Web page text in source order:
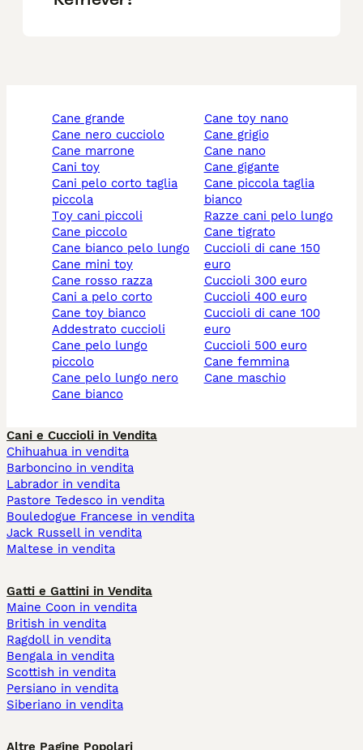
cane grande
cane nero cucciolo
cane marrone
cani toy
cani pelo corto taglia
piccola
toy cani piccoli
cane piccolo
cane bianco pelo lungo
cane mini toy
cane rosso razza
cani a pelo corto
cane toy bianco
addestrato cuccioli
cane pelo lungo
piccolo
cane pelo lungo nero
cane bianco
cane toy nano
cane grigio
cane nano
cane gigante
cane piccola taglia
bianco
razze cani pelo lungo
cane tigrato
cuccioli di cane 150
euro
cuccioli 300 euro
cuccioli 400 euro
cuccioli di cane 100
euro
cuccioli 500 euro
cane femmina
cane maschio
Cani e Cuccioli in Vendita
Chihuahua in vendita
Barboncino in vendita
Labrador in vendita
Pastore Tedesco in vendita
Bouledogue Francese in vendita
Jack Russell in vendita
Maltese in vendita
Gatti e Gattini in Vendita
Maine Coon in vendita
British in vendita
Ragdoll in vendita
Bengala in vendita
Scottish in vendita
Persiano in vendita
Siberiano in vendita